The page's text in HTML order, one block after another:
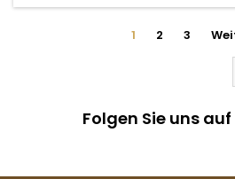
1 2 3
Folgen Sie uns